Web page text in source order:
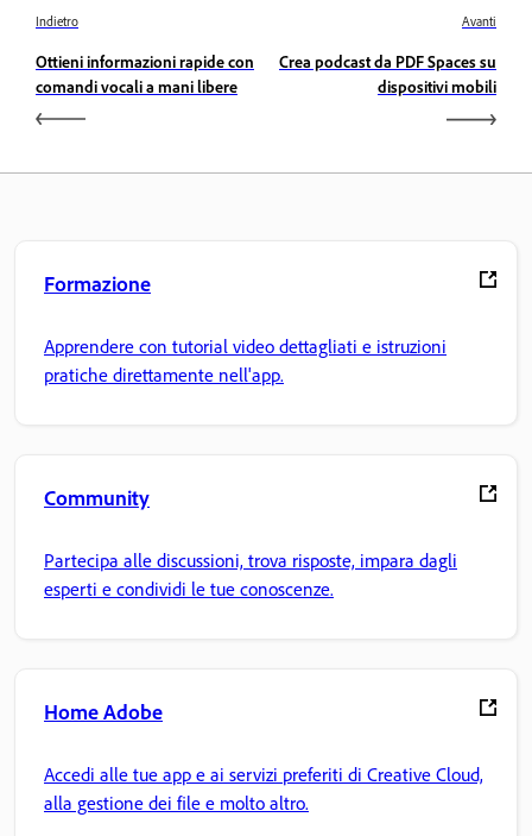
Indietro
Ottieni informazioni rapide con
comandi vocali a mani libere
Avanti
Crea podcast da PDF Spaces su
dispositivi mobili
Formazione
Apprendere con tutorial video dettagliati e istruzioni
pratiche direttamente nell'app.
Community
Partecipa alle discussioni, trova risposte, impara dagli
esperti e condividi le tue conoscenze.
Home Adobe
Accedi alle tue app e ai servizi preferiti di Creative Cloud,
alla gestione dei file e molto altro.